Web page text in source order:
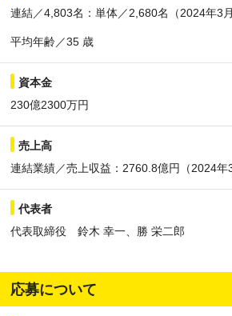
連結／4,803名：単体／2,680名（2024年3月
平均年齢／35 歳
資本金
230億2300万円
売上高
連結業績／売上収益：2760.8億円（2024年3
代表者
代表取締役 鈴木 幸一、勝 栄二郎
応募について